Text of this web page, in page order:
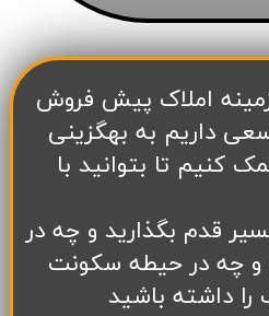
زمینه املاک پیش فروش
تهران سعی داریم به بهگزینی
کنیم تا بتوانید با
قدم بگذارید و چه در
و چه در حیطه سکونت
را داشته باشید